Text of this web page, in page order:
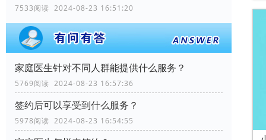
7533阅读 2024-08-23 16:51:20
家庭医生针对不同人群能提供什么服务？
5769阅读 2024-08-23 16:57:36
签约后可以享受到什么服务？
5978阅读 2024-08-23 16:54:55